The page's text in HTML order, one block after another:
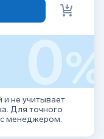
0%
и не учитывает
Для точного
с менеджером.